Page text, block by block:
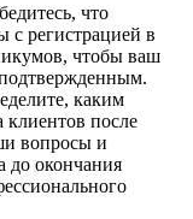
что
с регистрацией в
чтобы ваш
каким
клиентов после
вопросы и
до окончания